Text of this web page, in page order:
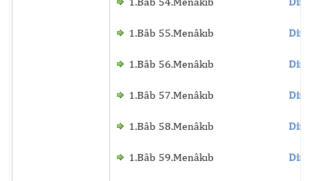
1.Bâb 55.Menâkıb
1.Bâb 56.Menâkıb
1.Bâb 57.Menâkıb
1.Bâb 58.Menâkıb
1.Bâb 59.Menâkıb